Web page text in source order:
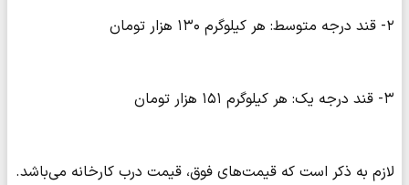
۲- قند درجه متوسط: هر کیلوگرم ۱۳۰ هزار تومان
۳- قند درجه یک: هر کیلوگرم ۱۵۱ هزار تومان
لازم به ذکر است که قیمت‌های فوق، قیمت درب کارخانه می‌باشد.